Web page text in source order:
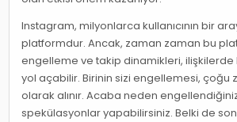
Instagram, milyonlarca kullanıcının bir
platformdur. Ancak, zaman zaman bu
engelleme ve takip dinamikleri, ilişkilerde
yol açabilir. Birinin sizi engellemesi, çoğu
olarak alınır. Acaba neden
spekülasyonlar yapabilirsiniz. Belki de son